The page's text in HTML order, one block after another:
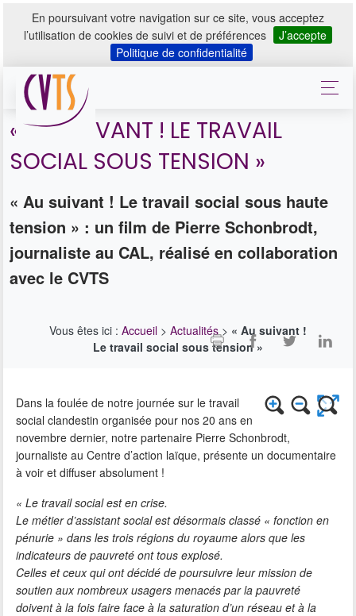
En poursuivant votre navigation sur ce site, vous acceptez
l’utilisation de cookies de suivi et de préférences
J’accepte
Politique de confidentialité
« AU SUIVANT ! LE TRAVAIL
SOCIAL SOUS TENSION »
« Au suivant ! Le travail social sous haute
tension » : un film de Pierre Schonbrodt,
journaliste au CAL, réalisé en collaboration
avec le CVTS
Vous êtes ici : Accueil > Actualités> « Au suivant !
Le travail social sous tension »
Dans la foulée de notre journée sur le travail
social clandestin organisée pour nos 20 ans en
novembre dernier, notre partenaire Pierre Schonbrodt,
journaliste au Centre d’action laïque, présente un documentaire
à voir et diffuser absolument !
« Le travail social est en crise.
Le métier d’assistant social est désormais classé « fonction en
pénurie » dans les trois régions du royaume alors que les
indicateurs de pauvreté ont tous explosé.
Celles et ceux qui ont décidé de poursuivre leur mission de
soutien aux nombreux usagers menacés par la pauvreté
doivent à la fois faire face à la saturation d’un réseau et à la